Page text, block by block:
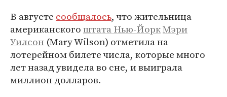
В августе сообщалось, что жительница
американскогоштата Нью-ЙоркМэри
Уилсон (Mary Wilson) отметила на
лотерейном билете числа, которые много
лет назад увидела во сне, и выиграла
миллион долларов.